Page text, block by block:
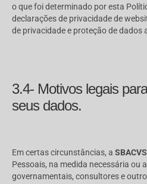
o que foi determinado por esta
declarações de privacidade de
de privacidade e proteção de dados
3.4- Motivos legais
seus dados.
Em certas circunstâncias, a
Pessoais, na medida necessária ou
governamentais, consultores e